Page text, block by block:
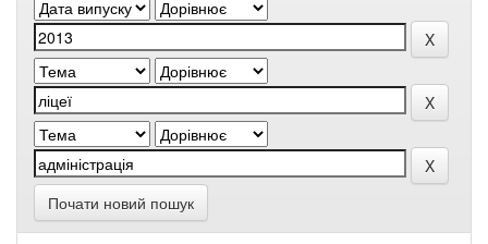
Почати новий пошук